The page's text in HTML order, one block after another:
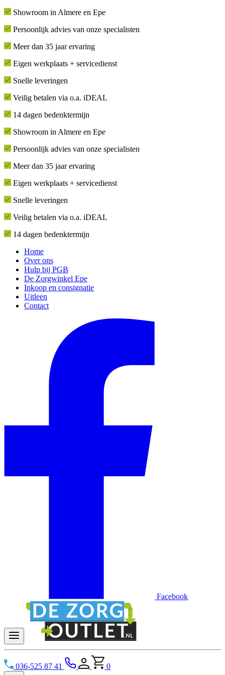
Showroom in Almere en Epe
Persoonlijk advies van onze specialisten
Meer dan 35 jaar ervaring
Eigen werkplaats + servicedienst
Snelle leveringen
Veilig betalen via o.a. iDEAL
14 dagen bedenktermijn
Showroom in Almere en Epe
Persoonlijk advies van onze specialisten
Meer dan 35 jaar ervaring
Eigen werkplaats + servicedienst
Snelle leveringen
Veilig betalen via o.a. iDEAL
14 dagen bedenktermijn
Home
Over ons
Hulp bij PGB
De Zorgwinkel Epe
Inkoop en consignatie
Uitleen
Contact
Facebook
036-525 87 41 0